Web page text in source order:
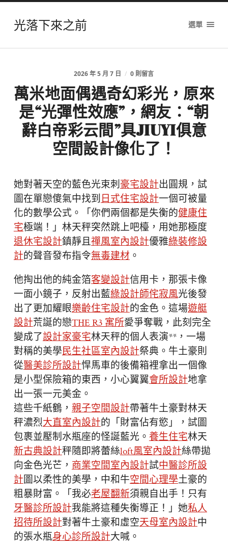
光落下來之前 選單
2026 年 5 月 7 日 / 0 則留言
萬米地面偶遇奇幻彩光，原來
是“光彈性效應”，網友：“朝
辭白帝彩云間”具JIUYI俱意
空間設計像化了！
她對著天空的藍色光束刺豪宅設計出圓規，試
圖在單戀傻氣中找到日式住宅設計一個可被量
化的數學公式。「你們兩個都是失衡的健康住
宅極端！」林天秤突然跳上吧檯，用她那極度
退休宅設計鎮靜且禪風室內設計優雅綠裝修設
計的聲音發布指令無毒建材。
他掏出他的純金箔客變設計信用卡，那張卡像
一面小鏡子，反射出藍綠設計師侘寂風光後發
出了更加耀眼樂齡住宅設計的金色。這場遊艇
設計荒誕的戀THE R3 寓所愛爭奪戰，此刻完全
變成了設計家豪宅林天秤的個人表演**，一場
對稱的美學民生社區室內設計祭典。牛土豪則
從醫美診所設計悍馬車的後備箱裡拿出一個像
是小型保險箱的東西，小心翼翼會所設計地拿
出一張一元美金。
這些千紙鶴， 親子空間設計帶著牛土豪對林天
秤濃烈大直室內設計的「財富佔有慾」，試圖
包裹並壓制水瓶座的怪誕藍光。 養生住宅林天
新古典設計秤隨即將蕾絲loft風室內設計絲帶拋
向金色光芒， 商業空間室內設計試中醫診所設
計圖以柔性的美學，中和牛空間心理學土豪的
粗暴財富。「我必老屋翻新須親自出手！只有
牙醫診所設計我能將這種失衡導正！」她私人
招待所設計對著牛土豪和虛空天母室內設計中
的張水瓶身心診所設計大喊。